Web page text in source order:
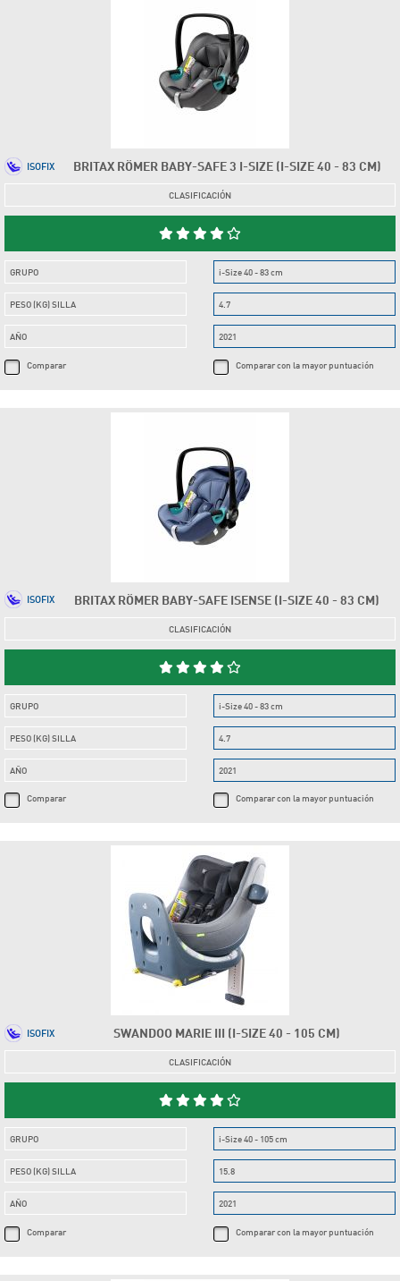
BRITAX RÖMER BABY-SAFE 3 I-SIZE (I-SIZE 40 - 83 CM)
ISOFIX
CLASIFICACIÓN
GRUPO
PESO (KG) SILLA
AÑO
Comparar
i-Size 40 - 83 cm
4.7
2021
Comparar con la mayor puntuación
BRITAX RÖMER BABY-SAFE ISENSE (I-SIZE 40 - 83 CM)
ISOFIX
CLASIFICACIÓN
GRUPO
PESO (KG) SILLA
AÑO
Comparar
i-Size 40 - 83 cm
4.7
2021
Comparar con la mayor puntuación
SWANDOO MARIE III (I-SIZE 40 - 105 CM)
ISOFIX
CLASIFICACIÓN
GRUPO
PESO (KG) SILLA
AÑO
Comparar
i-Size 40 - 105 cm
15.8
2021
Comparar con la mayor puntuación